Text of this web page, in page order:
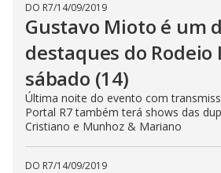
DO R7/14/09/2019
Gustavo Mioto é um
destaques do
sábado (14)
Última noite do evento com
Portal R7 também terá shows das
Cristiano e Munhoz & Mariano
DO R7/14/09/2019